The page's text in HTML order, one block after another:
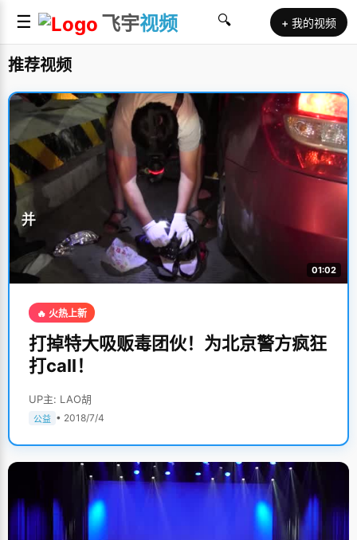
☰ 飞宇视频 🔍 + 我的视频
推荐视频
01:02
🔥 火热上新
打掉特大吸贩毒团伙！为北京警方疯狂
打call！
UP主: LAO胡
公益 • 2018/7/4